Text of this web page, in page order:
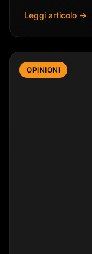
Leggi articolo →
OPINIONI